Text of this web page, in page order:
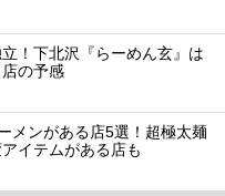
！下北沢『らーめん玄』は
の予感
メンがある店5選！超極太麺
イテムがある店も